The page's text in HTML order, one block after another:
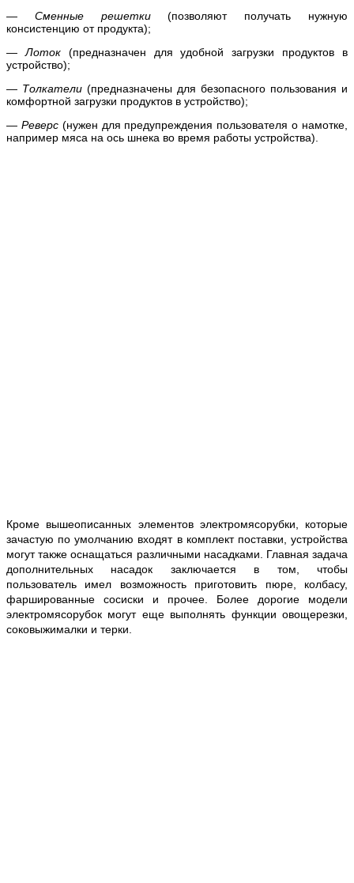
— Сменные решетки(позволяют получать нужную
консистенцию от продукта);
—Лоток(предназначен для удобной загрузки продуктов в
устройство);
— Толкатели (предназначены для безопасного пользования и
комфортной загрузки продуктов в устройство);
— Реверс(нужен для предупреждения пользователя о намотке,
например мяса на ось шнека во время работы устройства).
Кроме вышеописанных элементов электромясорубки, которые
зачастую по умолчанию входят в комплект поставки, устройства
могут также оснащаться различными насадками. Главная задача
дополнительных насадок заключается в том, чтобы
пользователь имел возможность приготовить пюре, колбасу,
фаршированные сосиски и прочее. Более дорогие модели
электромясорубок могут еще выполнять функции овощерезки,
соковыжималки и терки.